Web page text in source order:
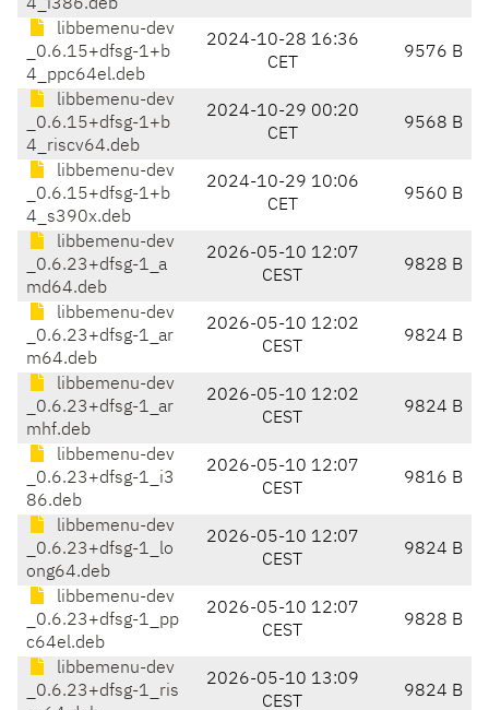
4_i386.deb
libbemenu-dev
_0.6.15+dfsg-1+b
4_ppc64el.deb
2024-10-28 16:36
CET
9576 B
libbemenu-dev
_0.6.15+dfsg-1+b
4_riscv64.deb
2024-10-29 00:20
CET
9568 B
libbemenu-dev
_0.6.15+dfsg-1+b
4_s390x.deb
2024-10-29 10:06
CET
9560 B
libbemenu-dev
_0.6.23+dfsg-1_a
md64.deb
2026-05-10 12:07
CEST
9828 B
libbemenu-dev
_0.6.23+dfsg-1_ar
m64.deb
2026-05-10 12:02
CEST
9824 B
libbemenu-dev
_0.6.23+dfsg-1_ar
mhf.deb
2026-05-10 12:02
CEST
9824 B
libbemenu-dev
_0.6.23+dfsg-1_i3
86.deb
2026-05-10 12:07
CEST
9816 B
libbemenu-dev
_0.6.23+dfsg-1_lo
ong64.deb
2026-05-10 12:07
CEST
9824 B
libbemenu-dev
_0.6.23+dfsg-1_pp
c64el.deb
2026-05-10 12:07
CEST
9828 B
libbemenu-dev
_0.6.23+dfsg-1_ris
2026-05-10 13:09
CEST
9824 B